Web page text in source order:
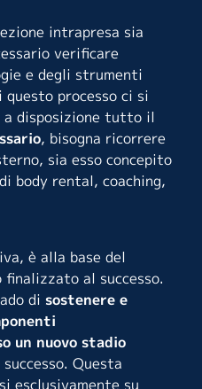
intrapresa sia
verificare
e degli strumenti
processo ci si
a disposizione tutto il
, bisogna ricorrere
sia esso concepito
body rental, coaching,
è alla base del
finalizzato al successo.
di sostenere e
un nuovo stadio
Questa
esclusivamente su